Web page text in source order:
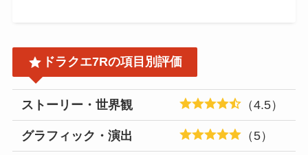
ドラクエ7Rの項目別評価
ストーリー・世界観 （4.5）
グラフィック・演出 （5）